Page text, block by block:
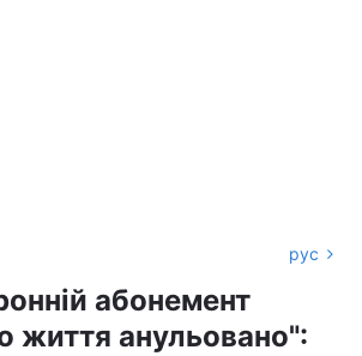
рус
абонемент
життя анульовано":